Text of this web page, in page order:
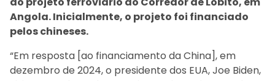
Angola. Inicialmente, o projeto foi financiado
pelos chineses.
“Em resposta [ao financiamento da China], em
dezembro de 2024, o presidente dos EUA, Joe Biden,